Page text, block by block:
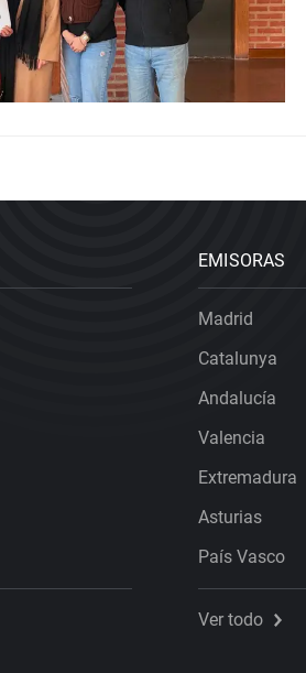
EMISORAS
Madrid
Catalunya
Andalucía
Valencia
Extremadura
Asturias
País Vasco
Ver todo